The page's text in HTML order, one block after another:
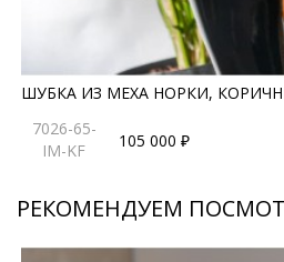
ШУБКА ИЗ МЕХА НОРКИ,
7026-65-
IM-KF
105 000 ₽
РЕКОМЕНДУЕМ